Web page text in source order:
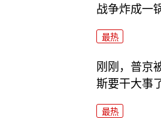
战争炸成一
最热
刚刚，普京
斯要干大事
最热